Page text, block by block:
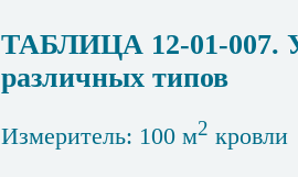
ТАБЛИЦА 12-01-007.
различных типов
Измеритель: 100 м2 кровли